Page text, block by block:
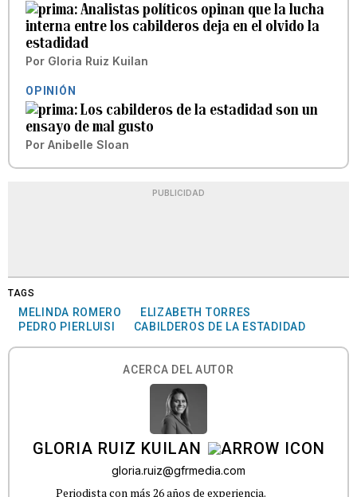
Analistas políticos opinan que la lucha
interna entre los cabilderos deja en el olvido la
estadidad
Por Gloria Ruiz Kuilan
OPINIÓN
Los cabilderos de la estadidad son un
ensayo de mal gusto
Por Anibelle Sloan
PUBLICIDAD
TAGS
MELINDA ROMERO
ELIZABETH TORRES
PEDRO PIERLUISI
CABILDEROS DE LA ESTADIDAD
ACERCA DEL AUTOR
GLORIA RUIZ KUILAN
gloria.ruiz@gfrmedia.com
Periodista con más 26 años de experiencia.